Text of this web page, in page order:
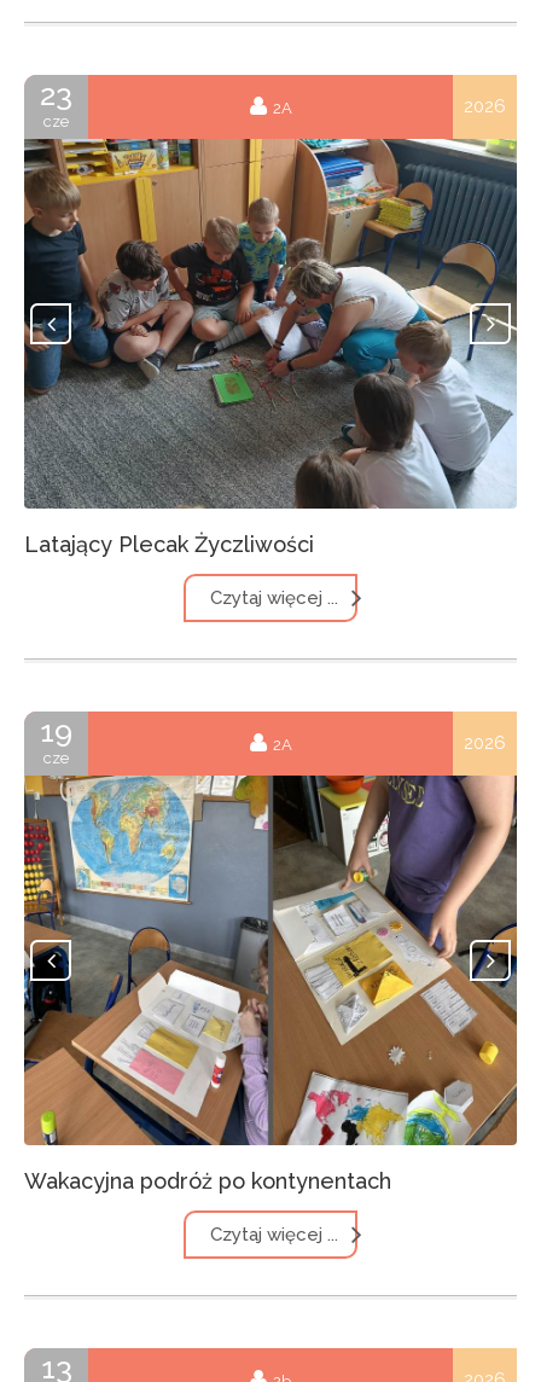
23
cze
2A 2026
Latający Plecak Życzliwości
Czytaj więcej ...
19
cze
2A 2026
Wakacyjna podróż po kontynentach
Czytaj więcej ...
13